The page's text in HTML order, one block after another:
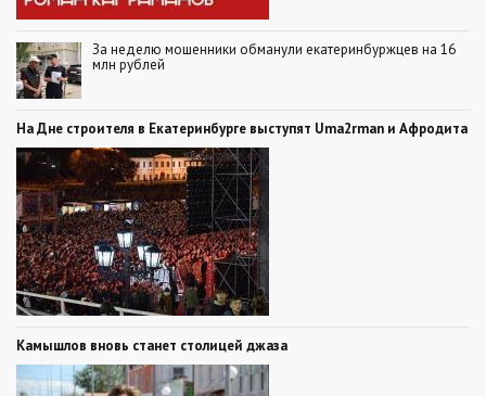
За неделю мошенники обманули екатеринбуржцев на 16
млн рублей
На Дне строителя в Екатеринбурге выступят Uma2rman и Афродита
Камышлов вновь станет столицей джаза